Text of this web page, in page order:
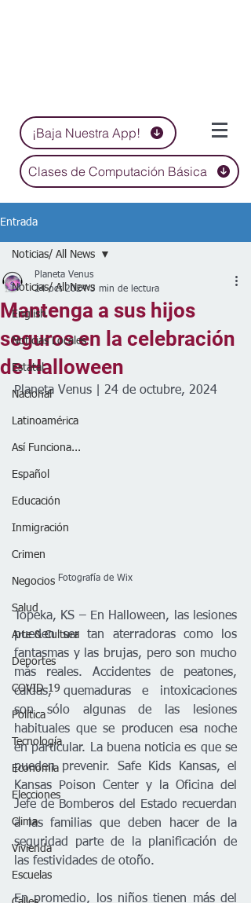
¡Baja Nuestra App!
Clases de Computación Básica
Entrada
Noticias/ All News
English
Noticias Locales
Estatal
Nacional
Latinoamérica
Así Funciona...
Español
Educación
Inmigración
Crimen
Negocios
Salud
Arte & Cultura
Deportes
COVID-19
Política
Tecnología
Economía
Elecciones
Clima
Vivienda
Escuelas
Noticias/ All News
Mantenga a sus hijos
seguros en la celebración
de Halloween
Planeta Venus
24 oct 2024 3 min de lectura
Planeta Venus | 24 de octubre, 2024
              Fotografía de Wix
Topeka, KS – En Halloween, las lesiones
pueden ser tan aterradoras como los
fantasmas y las brujas, pero son mucho
más reales. Accidentes de peatones,
caídas, quemaduras e intoxicaciones
son sólo algunas de las lesiones
habituales que se producen esa noche
en particular. La buena noticia es que se
pueden prevenir. Safe Kids Kansas, el
Kansas Poison Center y la Oficina del
Jefe de Bomberos del Estado recuerdan
a las familias que deben hacer de la
seguridad parte de la planificación de
las festividades de otoño.
En promedio, los niños tienen más del